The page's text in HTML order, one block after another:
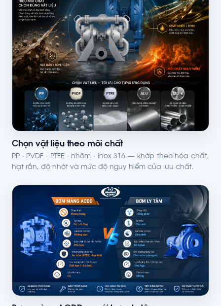
Chọn vật liệu theo môi chất
PP · PVDF · PTFE · nhôm · inox 316 — khớp theo hóa chất,
hạt rắn, độ nhớt và mức độ nguy hiểm của lưu chất.